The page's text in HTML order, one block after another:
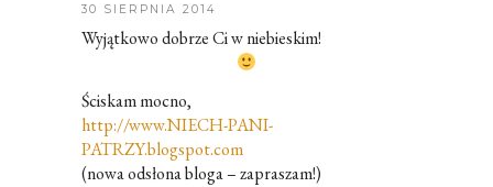
30 SIERPNIA 2014
Wyjątkowo dobrze Ci w niebieskim!
Ściskam mocno,
http://www.NIECH-PANI-
PATRZY.blogspot.com
(nowa odsłona bloga – zapraszam!)